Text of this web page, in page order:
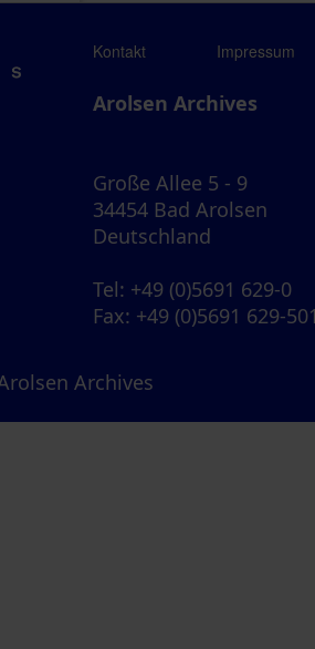
Kontakt Impressum
Arolsen Archives
Große Allee 5 - 9
34454 Bad Arolsen
Deutschland
Tel: +49 (0)5691 629-0
Fax: +49 (0)5691 629-
Archives